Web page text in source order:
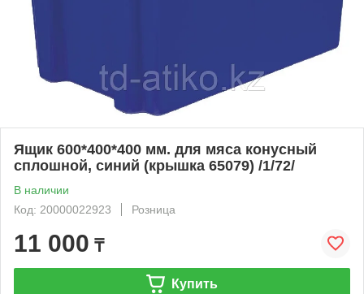
Ящик 600*400*400 мм. для мяса конусный
сплошной, синий (крышка 65079) /1/72/
В наличии
Код: 20000022923
Розница
11 000 ₸
Купить